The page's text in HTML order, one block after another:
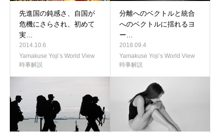
先進国の鈍感さ、自国が
危機にさらされ、初めて
実…
2014.10.6
Yamakuse Yoji’s World View
時事解説
分離へのベクトルと統合
へのベクトルに揺れるヨ
ー…
2018.09.4
Yamakuse Yoji’s World View
時事解説